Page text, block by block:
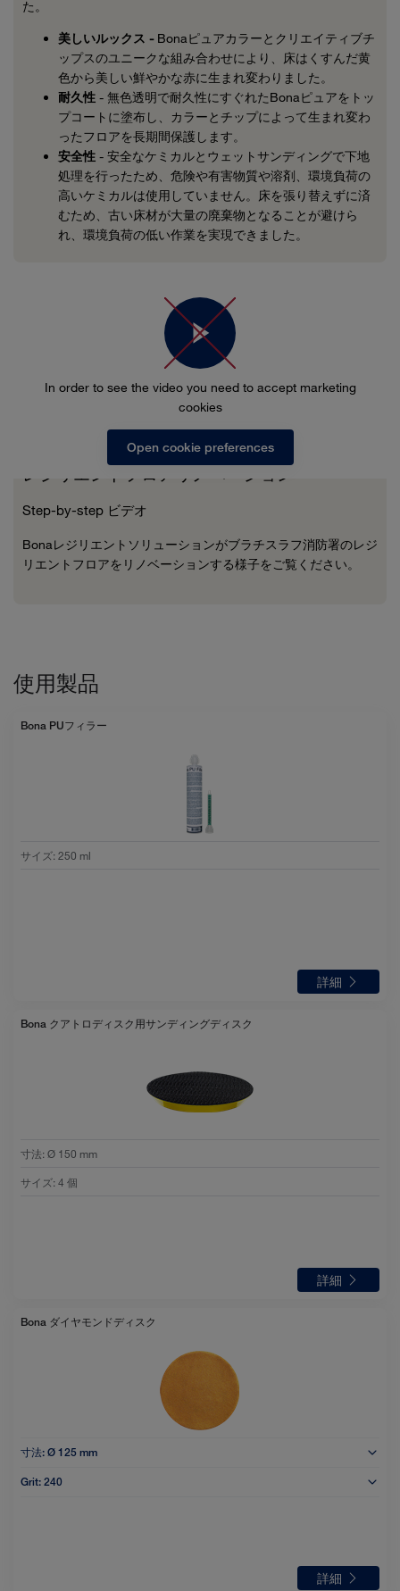
た。
美しいルックス - Bonaピュアカラーとクリエイティブチ
ップスのユニークな組み合わせにより、床はくすんだ黄
色から美しい鮮やかな赤に生まれ変わりました。
耐久性 - 無色透明で耐久性にすぐれたBonaピュアをトッ
プコートに塗布し、カラーとチップによって生まれ変わ
ったフロアを長期間保護します。
安全性 - 安全なケミカルとウェットサンディングで下地
処理を行ったため、危険や有害物質や溶剤、環境負荷の
高いケミカルは使用していません。床を張り替えずに済
むため、古い床材が大量の廃棄物となることが避けら
れ、環境負荷の低い作業を実現できました。
レジリエントフロアリノベーション
Step-by-step ビデオ
Bonaレジリエントソリューションがブラチスラフ消防署のレジ
リエントフロアをリノベーションする様子をご覧ください。
In order to see the video you need to accept marketing
cookies
Open cookie preferences
使用製品
Bona PUフィラー
サイズ:250 ml
詳細
Bona クアトロディスク用サンディングディスク
寸法:Ø 150 mm
サイズ:4 個
詳細
Bona ダイヤモンドディスク
寸法: Ø 125 mm
Grit: 240
詳細